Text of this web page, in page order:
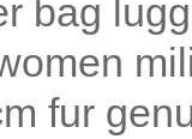
bag
fur